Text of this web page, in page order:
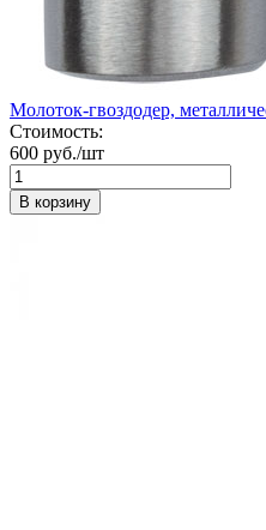
Молоток-гвоздодер,
Стоимость:
600 руб./шт
В корзину